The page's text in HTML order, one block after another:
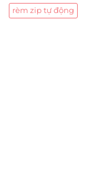
rèm zip tự động